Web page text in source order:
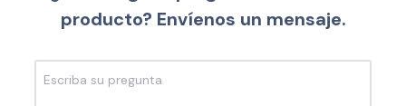
producto? Envíenos un mensaje.